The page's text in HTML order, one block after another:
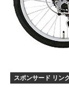
スポンサード リン